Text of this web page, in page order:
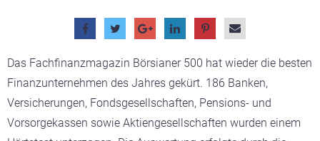
Das Fachfinanzmagazin Börsianer 500 hat wieder die besten
Finanzunternehmen des Jahres gekürt. 186 Banken,
Versicherungen, Fondsgesellschaften, Pensions- und
Vorsorgekassen sowie Aktiengesellschaften wurden einem